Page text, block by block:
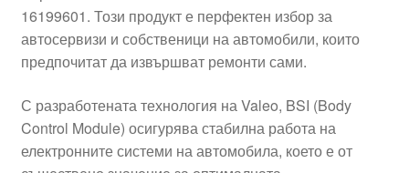
Контакт
Моята сметка
Плащанията
16199601. Този продукт е перфектен избор за
автосервизи и собственици на автомобили, които
предпочитат да извършват ремонти сами.
С разработената технология на Valeo, BSI (Body
Control Module) осигурява стабилна работа на
електронните системи на автомобила, което е от